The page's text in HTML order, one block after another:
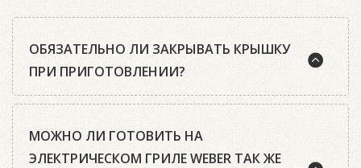
ОБЯЗАТЕЛЬНО ЛИ ЗАКРЫВАТЬ КРЫШКУ
ПРИ ПРИГОТОВЛЕНИИ?
готовить на гриле с закрытой крышкой. А среди
гриль-мастеров есть такое правило: чтобы
МОЖНО ЛИ ГОТОВИТЬ НА
ЭЛЕКТРИЧЕСКОМ ГРИЛЕ WEBER ТАК ЖЕ